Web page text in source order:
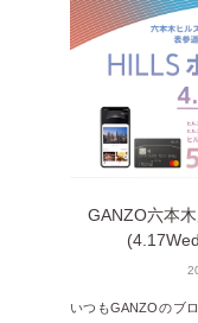
GANZO六本
いつもGANZOのブ